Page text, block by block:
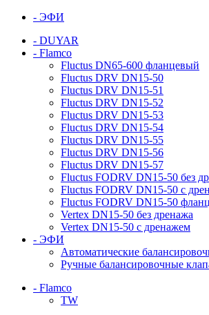
- ЭФИ
- DUYAR
- Flamco
Fluctus DN65-600 фланцевый
Fluctus DRV DN15-50
Fluctus DRV DN15-51
Fluctus DRV DN15-52
Fluctus DRV DN15-53
Fluctus DRV DN15-54
Fluctus DRV DN15-55
Fluctus DRV DN15-56
Fluctus DRV DN15-57
Fluctus FODRV DN15-50 без
Fluctus FODRV DN15-50 с
Fluctus FODRV DN15-50
Vertex DN15-50 без дренажа
Vertex DN15-50 с дренажем
- ЭФИ
Автоматические
Ручные балансировочные
- Flamco
TW